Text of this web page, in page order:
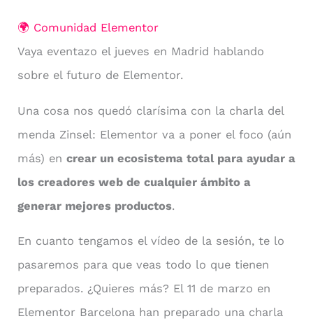
🌍 Comunidad Elementor
Vaya eventazo el jueves en Madrid hablando
sobre el futuro de Elementor.
Una cosa nos quedó clarísima con la charla del
menda Zinsel: Elementor va a poner el foco (aún
más) en crear un ecosistema total para ayudar a
los creadores web de cualquier ámbito a
generar mejores productos.
En cuanto tengamos el vídeo de la sesión, te lo
pasaremos para que veas todo lo que tienen
preparados. ¿Quieres más? El 11 de marzo en
Elementor Barcelona han preparado una charla